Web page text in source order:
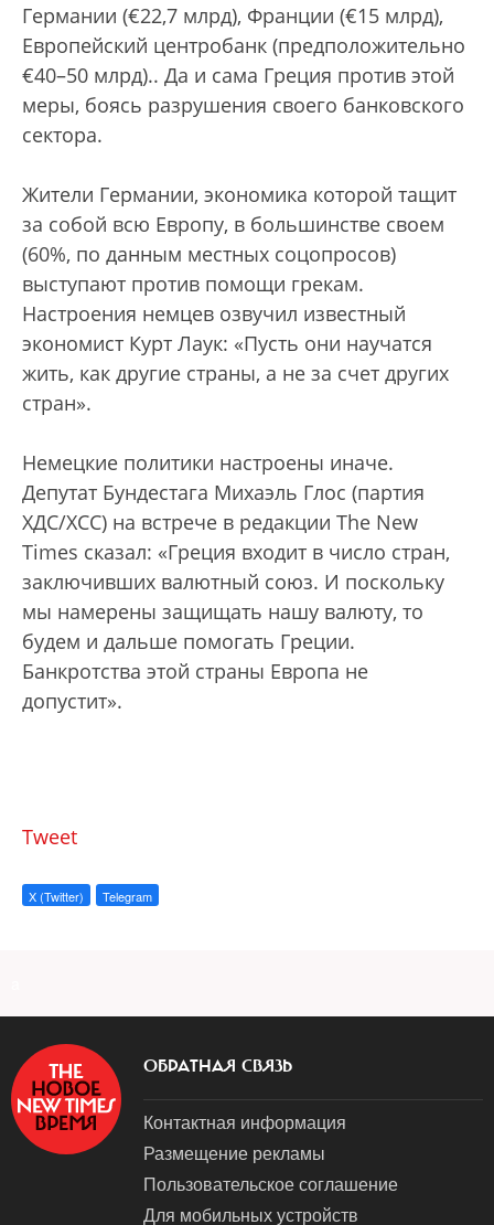
Германии (€22,7 млрд), Франции (€15 млрд),
Европейский центробанк (предположительно
€40–50 млрд).. Да и сама Греция против этой
меры, боясь разрушения своего банковского
сектора.
Жители Германии, экономика которой тащит
за собой всю Европу, в большинстве своем
(60%, по данным местных соцопросов)
выступают против помощи грекам.
Настроения немцев озвучил известный
экономист Курт Лаук: «Пусть они научатся
жить, как другие страны, а не за счет других
стран».
Немецкие политики настроены иначе.
Депутат Бундестага Михаэль Глос (партия
ХДС/ХСС) на встрече в редакции The New
Times сказал: «Греция входит в число стран,
заключивших валютный союз. И поскольку
мы намерены защищать нашу валюту, то
будем и дальше помогать Греции.
Банкротства этой страны Европа не
допустит».
Tweet
X (Twitter) Telegram
ОБРАТНАЯ СВЯЗЬ
Контактная информация
Размещение рекламы
Пользовательское соглашение
Для мобильных устройств